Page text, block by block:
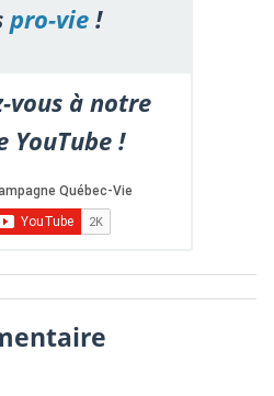
pro-vie!
vous à notre
YouTube !